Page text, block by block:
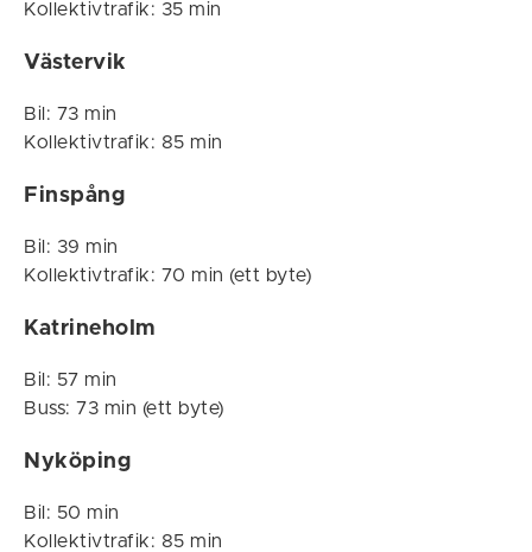
Kollektivtrafik: 35 min
Västervik
Bil: 73 min
Kollektivtrafik: 85 min
Finspång
Bil: 39 min
Kollektivtrafik: 70 min (ett byte)
Katrineholm
Bil: 57 min
Buss: 73 min (ett byte)
Nyköping
Bil: 50 min
Kollektivtrafik: 85 min